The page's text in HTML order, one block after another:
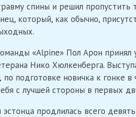
спины и решил пропустить
который, как обычно,
«Alpine» Пол Арон принял
Нико Хюлкенберга.
по подготовке новичка к гонке
с лучшей стороны в первых
продлилась всего